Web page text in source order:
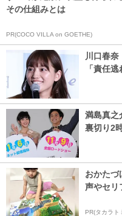
その仕組みとは
PR(COCO VILLA on GOETHE)
川口春
「責任
満島真之
裏切り2
おかたづ
声やセ
PR(タカラト